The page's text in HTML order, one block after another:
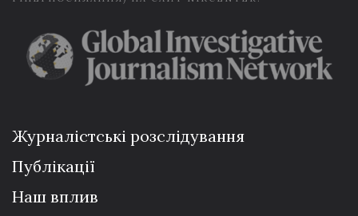
Журналістські розслідування
Публікації
Наш вплив